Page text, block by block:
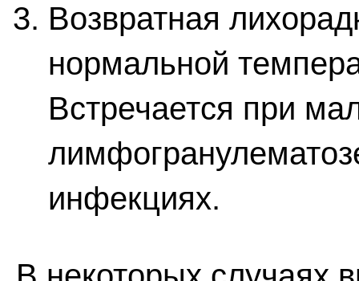
Возвратная
нормальной
Встречается при
инфекциях.